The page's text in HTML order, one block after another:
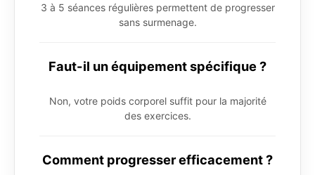
3 à 5 séances régulières permettent de progresser
sans surmenage.
Faut-il un équipement spécifique ?
Non, votre poids corporel suffit pour la majorité
des exercices.
Comment progresser efficacement ?